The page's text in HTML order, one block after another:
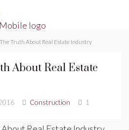
Truth About Real Estate Industry
About Real Estate
Construction 1